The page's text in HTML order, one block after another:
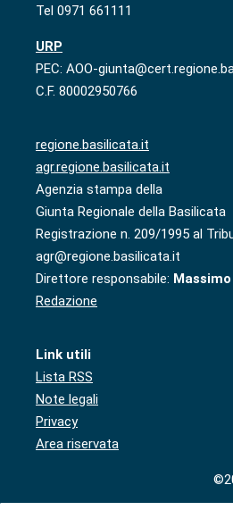
Tel 0971 661111
URP
PEC: AOO-
C.F. 80002950766
regione.basilicata.it
agr.regione.basilicata.it
Agenzia stampa della
Giunta Regionale della Basilicata
Registrazione n. 209/1995 al
agr@regione.basilicata.it
Direttore responsabile:
Redazione
Link utili
Lista RSS
Note legali
Privacy
Area riservata